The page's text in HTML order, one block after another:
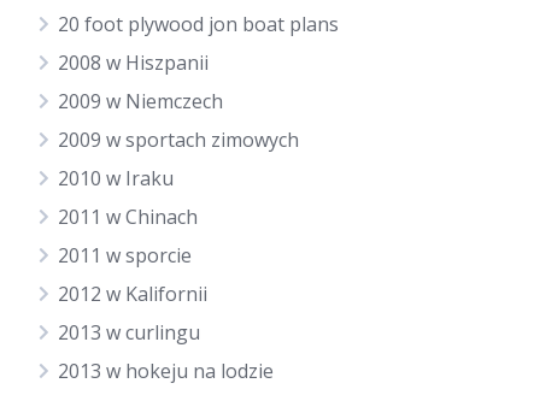
20 foot plywood jon boat plans
2008 w Hiszpanii
2009 w Niemczech
2009 w sportach zimowych
2010 w Iraku
2011 w Chinach
2011 w sporcie
2012 w Kalifornii
2013 w curlingu
2013 w hokeju na lodzie